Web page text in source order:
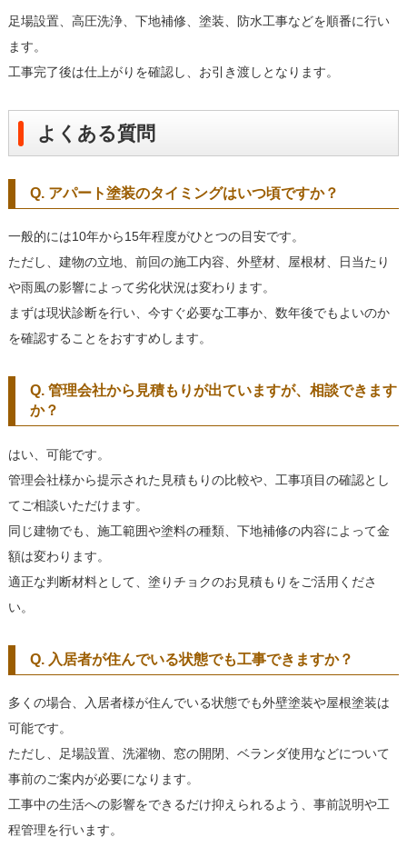
足場設置、高圧洗浄、下地補修、塗装、防水工事などを順番に行い
ます。
工事完了後は仕上がりを確認し、お引き渡しとなります。
よくある質問
Q. アパート塗装のタイミングはいつ頃ですか？
一般的には10年から15年程度がひとつの目安です。
ただし、建物の立地、前回の施工内容、外壁材、屋根材、日当たり
や雨風の影響によって劣化状況は変わります。
まずは現状診断を行い、今すぐ必要な工事か、数年後でもよいのか
を確認することをおすすめします。
Q. 管理会社から見積もりが出ていますが、相談できます
か？
はい、可能です。
管理会社様から提示された見積もりの比較や、工事項目の確認とし
てご相談いただけます。
同じ建物でも、施工範囲や塗料の種類、下地補修の内容によって金
額は変わります。
適正な判断材料として、塗りチョクのお見積もりをご活用くださ
い。
Q. 入居者が住んでいる状態でも工事できますか？
多くの場合、入居者様が住んでいる状態でも外壁塗装や屋根塗装は
可能です。
ただし、足場設置、洗濯物、窓の開閉、ベランダ使用などについて
事前のご案内が必要になります。
工事中の生活への影響をできるだけ抑えられるよう、事前説明や工
程管理を行います。